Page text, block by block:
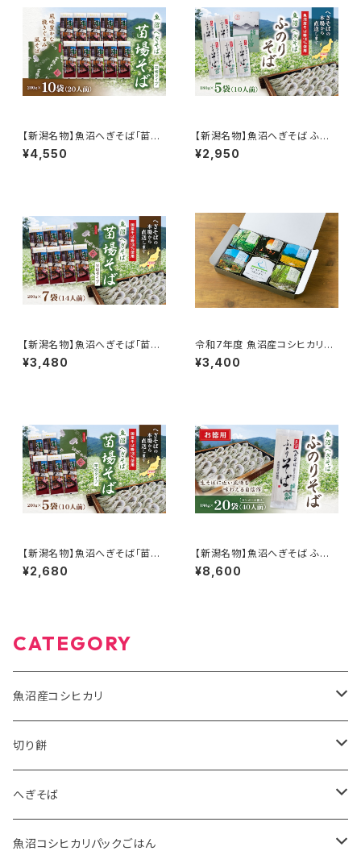
【新潟名物】魚沼へぎそば「苗場
そば」平打ち 10袋入り 国産そば
粉100％使用 化粧箱
¥4,550
【新潟名物】魚沼へぎそば ふの
りそば 180g×5袋 10人前 魚沼
産そば粉100％使用
¥2,950
【新潟名物】魚沼へぎそば「苗場
そば」平打ち 7袋入り 国産そば
粉100％使用 化粧箱
¥3,480
令和7年度 魚沼産コシヒカリの
パックごはん（特別栽培米）6個
セット レンチンごはん
¥3,400
【新潟名物】魚沼へぎそば「苗場
そば」平打ち 5袋入り 国産そば
粉100％使用 化粧箱
¥2,680
【新潟名物】魚沼へぎそば ふの
りそば 180g×20袋 40人前 魚
沼産そば粉100％使用
¥8,600
CATEGORY
魚沼産コシヒカリ
有機米JAS
5kg
10kg
特別栽培米
2kg
切り餅
魚沼産こがねもち有機JAS認証米
魚沼産こがねもち特別栽培米
へぎそば
苗場そば
魚沼コシヒカリパックごはん